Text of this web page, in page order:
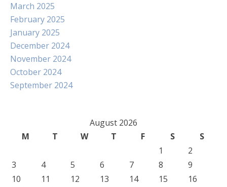
March 2025
February 2025
January 2025
December 2024
November 2024
October 2024
September 2024
August 2026
M
T W T F S
S
1
2
3
4 5 6 7 8
9
10
11 12 13 14 15
16